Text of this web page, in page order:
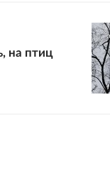
на птиц